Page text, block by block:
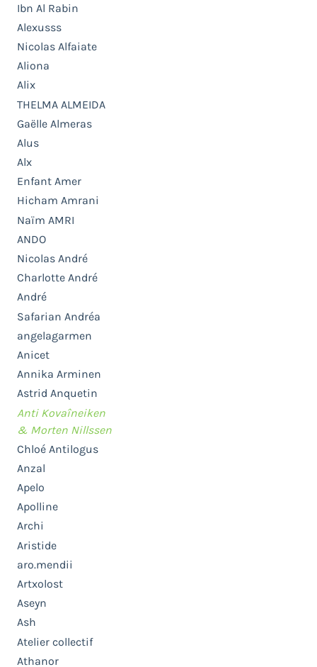
Ibn Al Rabin
Alexusss
Nicolas Alfaiate
Aliona
Alix
THELMA ALMEIDA
Gaëlle Almeras
Alus
Alx
Enfant Amer
Hicham Amrani
Naïm AMRI
ANDO
Nicolas André
Charlotte André
André
Safarian Andréa
angelagarmen
Anicet
Annika Arminen
Astrid Anquetin
Anti Kovaîneiken
& Morten Nillssen
Chloé Antilogus
Anzal
Apelo
Apolline
Archi
Aristide
aro.mendii
Artxolost
Aseyn
Ash
Atelier collectif
Athanor